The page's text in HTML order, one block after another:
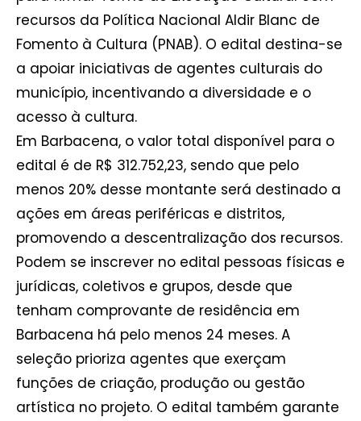
recursos da Política Nacional Aldir Blanc de
Fomento à Cultura (PNAB). O edital destina-se
a apoiar iniciativas de agentes culturais do
município, incentivando a diversidade e o
acesso à cultura.
Em Barbacena, o valor total disponível para o
edital é de R$ 312.752,23, sendo que pelo
menos 20% desse montante será destinado a
ações em áreas periféricas e distritos,
promovendo a descentralização dos recursos.
Podem se inscrever no edital pessoas físicas e
jurídicas, coletivos e grupos, desde que
tenham comprovante de residência em
Barbacena há pelo menos 24 meses. A
seleção prioriza agentes que exerçam
funções de criação, produção ou gestão
artística no projeto. O edital também garante